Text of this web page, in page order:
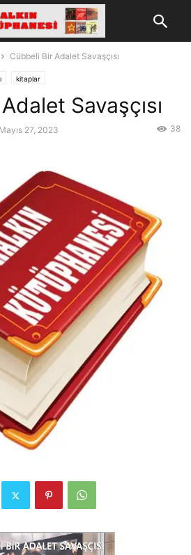
Cübbeli Bir Adalet Savaşçısı
kitaplar
Savaşçısı
Mayıs 27, 2023 38